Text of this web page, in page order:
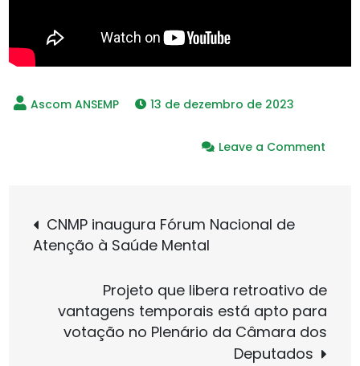
13 de dezembro de 2023
Leave a Comment
e
Navegação
de
Post
CNMP inaugura Fórum Nacional de
Atenção à Saúde Mental
Projeto que libera retroativo de
vantagens temporais está apto para
votação no Plenário da Câmara dos
Deputados